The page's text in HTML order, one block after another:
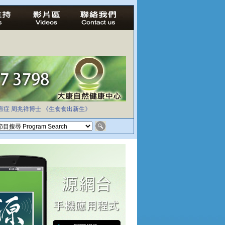
症 周兆祥博士 《生食食出新生》